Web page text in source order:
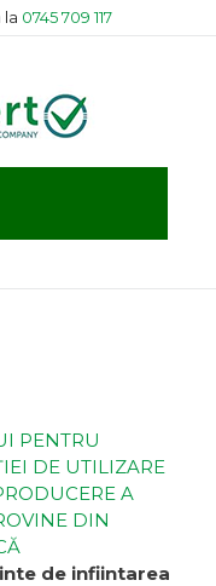
la 0745 709 117
PENTRU
DE UTILIZARE
A
DIN
de infiintarea